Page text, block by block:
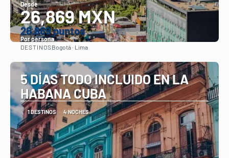
Desde
26,869 MXN
26.869 puntos
Por persona
DESTINOSBogotá · Lima
5 DÍAS TODO INCLUIDO EN LA
HABANA CUBA
1 DESTINOS 4 NOCHES